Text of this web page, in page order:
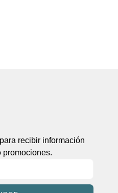
recibir información
promociones.